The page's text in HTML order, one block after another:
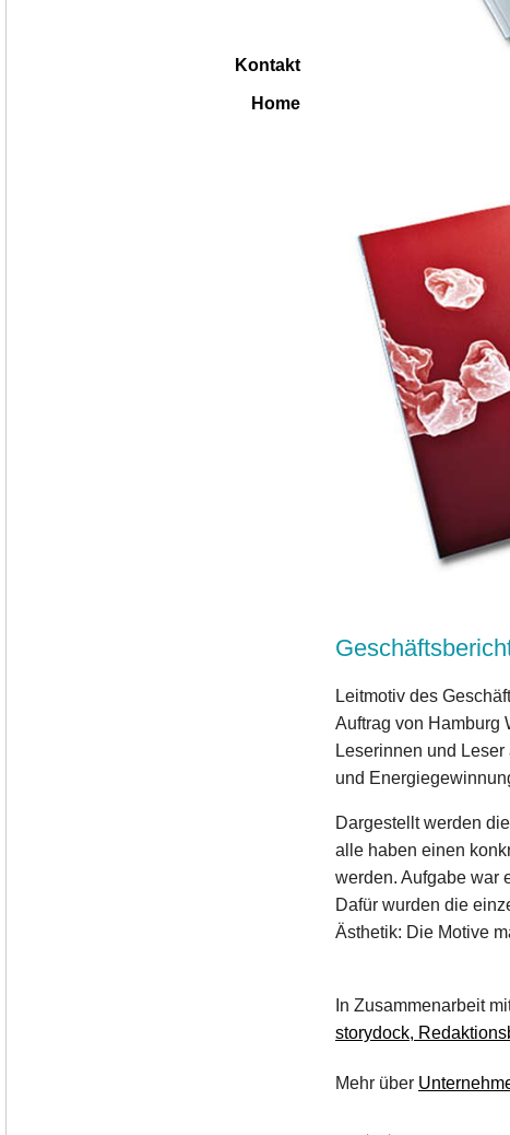
Leitmotiv des
Auftrag von Hamburg
Leserinnen und
und
Dargestellt werden
alle haben einen
werden. Aufgabe war
Dafür wurden die
Ästhetik: Die Motive
In Zusammenarbeit
storydock,
Mehr über
Kontakt
Home